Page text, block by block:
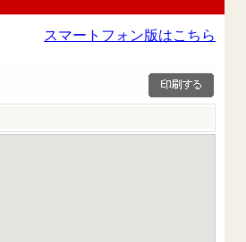
スマートフォン版はこちら